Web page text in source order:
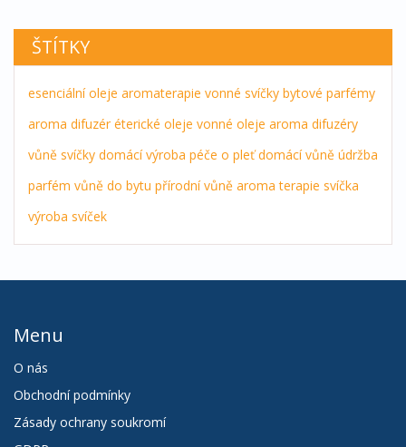
ŠTÍTKY
esenciální oleje aromaterapie vonné svíčky bytové parfémy
aroma difuzér éterické oleje vonné oleje aroma difuzéry
vůně svíčky domácí výroba péče o pleť domácí vůně údržba
parfém vůně do bytu přírodní vůně aroma terapie svíčka
výroba svíček
Menu
O nás
Obchodní podmínky
Zásady ochrany soukromí